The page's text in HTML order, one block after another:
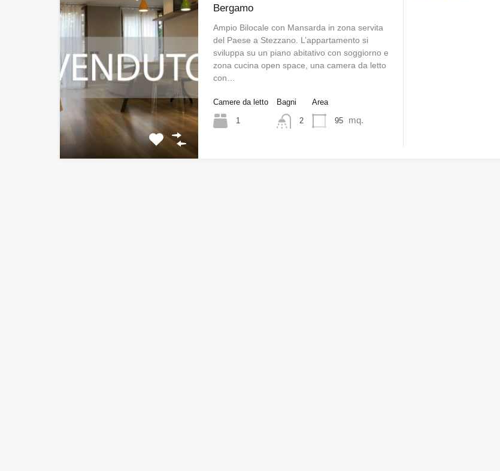
Bergamo
Ampio Bilocale con Mansarda in zona servita
del Paese a Stezzano. L’appartamento si
sviluppa su un piano abitativo con soggiorno e
zona cucina open space, una camera da letto
con…
Camere da letto
1
Bagni
2
Area
95 mq.